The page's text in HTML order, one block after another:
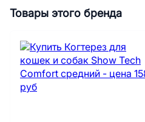
Товары этого бренда